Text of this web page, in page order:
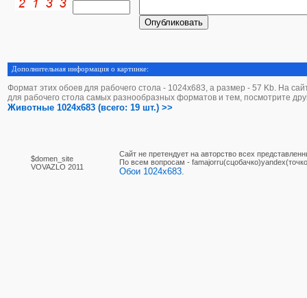
Дополнительная информация о картинке:
Формат этих обоев для рабочего стола - 1024х683, а размер - 57 Kb. На
для рабочего стола самых разнообразных форматов и тем, посмотрите
Животные 1024x683 (всего: 19 шт.) >>
$domen_site
VOVAZLO 2011
Сайт не претендует на авторство всех
По вcем вопросам -
Обои 1024x683.